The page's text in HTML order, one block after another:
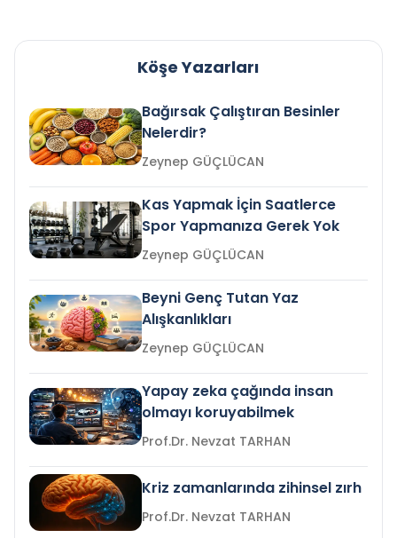
Köşe Yazarları
Bağırsak Çalıştıran Besinler
Nelerdir?
Zeynep GÜÇLÜCAN
Kas Yapmak İçin Saatlerce
Spor Yapmanıza Gerek Yok
Zeynep GÜÇLÜCAN
Beyni Genç Tutan Yaz
Alışkanlıkları
Zeynep GÜÇLÜCAN
Yapay zeka çağında insan
olmayı koruyabilmek
Prof.Dr. Nevzat TARHAN
Kriz zamanlarında zihinsel zırh
Prof.Dr. Nevzat TARHAN